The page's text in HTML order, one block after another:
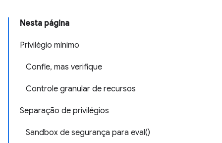
Nesta página
Privilégio mínimo
Confie, mas verifique
Controle granular de recursos
Separação de privilégios
Sandbox de segurança para eval()